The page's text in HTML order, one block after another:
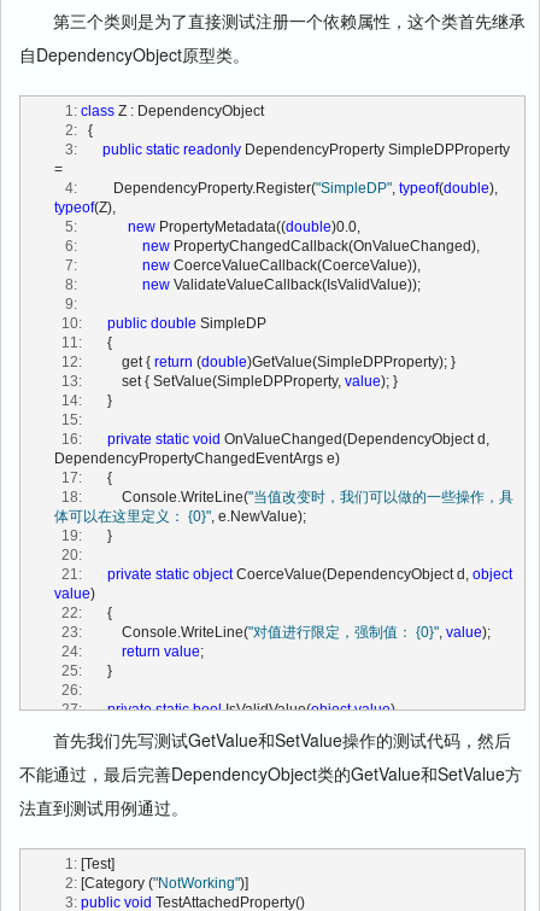
typeMetadata)
         {
  98:
if (forType == null
100:
if (typeMetadata ==
101:
throw new ArgumentNullException (
102:
104:
throw new
InvalidOperationException (String.Format
(
"Cannot override metadata on readonly property '{0}' without using a
DependencyPropertyKey", Name));
105:
106:
             typeMetadata.DoMerge (DefaultMetadata,
this
, forType);
107:
             metadataByType.Add (forType, typeMetadata);
108:
109:
110:
//重写元数据，使用PropertyMetadata类的DoMerge方法来操
作
111:
public void OverrideMetadata (Type forType,
PropertyMetadata typeMetadata, DependencyPropertyKey key)
112:
         {
113:
(forType == null)
114:
new ArgumentNullException ( "forType"
115:
if (typeMetadata ==
116:
throw new ArgumentNullException ("typeMetadata");
117:
118:
             typeMetadata.DoMerge (DefaultMetadata,
119:
             metadataByType.Add (forType, typeMetadata);
120:
         }
121:
122:
123:
         {
124:
return
Name;
125:
         }
126:
127:
//得到哈希值，区别不同的依赖属性，Name、PropertyType、
128:
public override int GetHashCode ()
130:
return Name.GetHashCode() ^
PropertyType.GetHashCode() ^ OwnerType.GetHashCode();
131:
         }
133:
的Type）
134:
public static DependencyProperty Register(
第三个类则是为了直接测试注册一个依赖属性，这个类首先继承
自DependencyObject原型类。
   1:
class Z : DependencyObject
   2:
   {
   3:
public static readonly DependencyProperty SimpleDPProperty
=
   4:
          DependencyProperty.Register(
"SimpleDP", typeof(double
typeof(Z),
   5:
new PropertyMetadata((double)0.0,
   6:
new PropertyChangedCallback(OnValueChanged),
   7:
new CoerceValueCallback(CoerceValue)),
   8:
new ValidateValueCallback(IsValidValue));
   9:
  10:
public double SimpleDP
  11:
       {
  12:
           get {
return (double)GetValue(SimpleDPProperty); }
  13:
           set { SetValue(SimpleDPProperty,
value); }
  14:
       }
  15:
  16:
private static void OnValueChanged(DependencyObject d,
DependencyPropertyChangedEventArgs e)
  17:
       {
  18:
           Console.WriteLine(
"当值改变时，我们可以做的一些操作，具
体可以在这里定义： {0}", e.NewValue);
  19:
       }
  20:
  21:
private static object CoerceValue(DependencyObject d, object
value)
  22:
       {
  23:
           Console.WriteLine(
"对值进行限定，强制值： {0}", value);
  24:
return value;
  25:
       }
  26:
  27:
private static bool IsValidValue(object value)
  28:
       {
  29:
           Console.WriteLine(
"验证值是否通过，如果返回True表示验证
通过，否则会以异常的形式暴露： {0}", value);
  30:
return true
  31:
       }
  33:
   }
首先我们先写测试GetValue和SetValue操作的测试代码，然后
不能通过，最后完善DependencyObject类的GetValue和SetValue方
法直到测试用例通过。
   1:
[Test]
   2:
[Category ("NotWorking")]
   3:
public void TestAttachedProperty()